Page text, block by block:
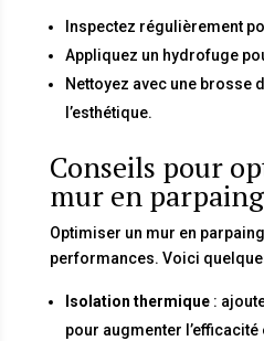
Inspectez régulièrement
Appliquez un hydrofuge
Nettoyez avec une brosse
l’esthétique.
Conseils pour
mur en
Optimiser un mur en
performances. Voici
Isolation thermique:
pour augmenter